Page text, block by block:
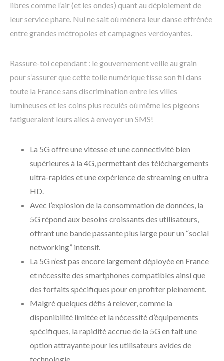
libres comme l’air (et les ondes) quant au déploiement de
leur service phare. Nul ne sait où mènera leur danse effrénée
entre grandes métropoles et campagnes verdoyantes.
Rassure-toi cependant : le gouvernement veille au grain
pour s’assurer que cette toile numérique tisse son fil dans
toute la France sans discrimination entre les villes
lumineuses et les coins plus reculés où même les pigeons
fatigueraient leurs ailes à envoyer un SMS!
La 5G offre une vitesse et une connectivité bien
supérieures à la 4G, permettant des téléchargements
ultra-rapides et une expérience de streaming en ultra
HD.
Avec l’explosion de la consommation de données, la
5G répond aux besoins croissants des utilisateurs,
offrant une bande passante plus large pour un “social
networking” intensif.
La 5G n’est pas encore largement déployée en France
et nécessite des smartphones compatibles ainsi que
des forfaits spécifiques pour en profiter pleinement.
Malgré quelques défis à relever, comme la
disponibilité limitée et la nécessité d’équipements
spécifiques, la rapidité accrue de la 5G en fait une
option attrayante pour les utilisateurs avides de
technologie.